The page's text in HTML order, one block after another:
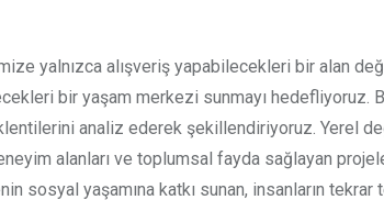
yalnızca alışveriş yapabilecekleri bir alan
bir yaşam merkezi sunmayı hedefliyoruz.
analiz ederek şekillendiriyoruz. Yerel
alanları ve toplumsal fayda sağlayan
sosyal yaşamına katkı sunan, insanların